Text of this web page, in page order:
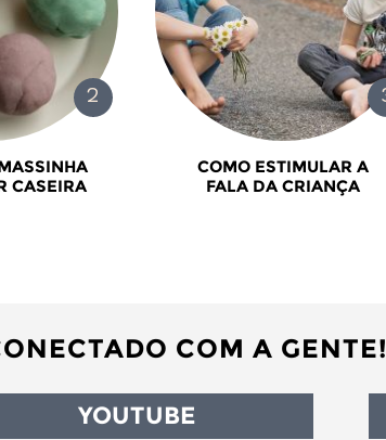
CASEIRA
COMO ESTIMULAR A
FALA DA CRIANÇA
COM A GENTE!
YOUTUBE